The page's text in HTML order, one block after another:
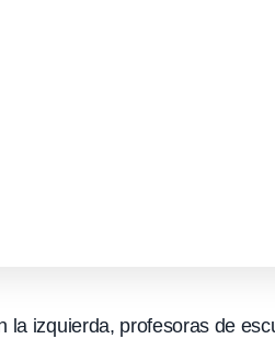
la izquierda, profesoras de